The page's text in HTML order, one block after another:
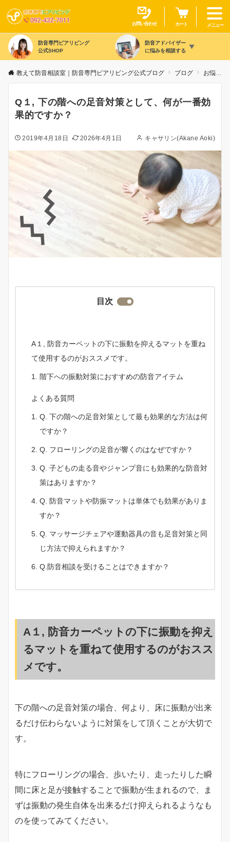
お問い合わせ カート メニュー
防音専門ピアリビング
公式SHOP
防音アドバイザー
に悩みを相談する
教えて防音相談室｜防音専門ピアリビング公式ブログ ブログ お悩み別
Q１, 下の階への足音対策として、何が一番効
果的ですか？
2019年4月18日 2026年4月1日 キャサリン(Akane Aoki)
目次
A１, 防音カーペットの下に振動を抑えるマットを重ね
て使用するのがおススメです。
階下への振動対策におすすめの防音アイテム
よくある質問
Q. 下の階への足音対策として最も効果的な方法は何
ですか？
Q. フローリングの足音が響くのはなぜですか？
Q. 子どもの走る音やジャンプ音にも効果的な防音対
策はありますか？
Q. 防音マットや防振マットは単体でも効果がありま
すか？
Q. マッサージチェアや運動器具の音も足音対策と同
じ方法で抑えられますか？
Q.防音相談を受けることはできますか？
A１, 防音カーペットの下に振動を抑え
るマットを重ねて使用するのがおスス
メです。
下の階への足音対策の場合、何より、床に振動が出来
るだけ伝わらないように対策をして頂くことが大切で
す。
特にフローリングの場合、歩いたり、走ったりした瞬
間に床と足が接触することで振動が生まれるので、ま
ずは振動の発生自体を出来るだけ抑えられるようなも
のを使ってみてください。